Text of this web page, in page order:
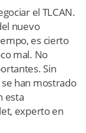
el TLCAN.
nuevo
es cierto
mal. No
Sin
han mostrado
esta
experto en